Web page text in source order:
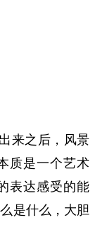
来之后，风景
质是一个艺术
表达感受的能
是什么，大胆